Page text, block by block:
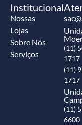
Institucional
Nossas
Lojas
Sobre Nós
Serviços
(11)
1717
(11)
1717
(11)
6600